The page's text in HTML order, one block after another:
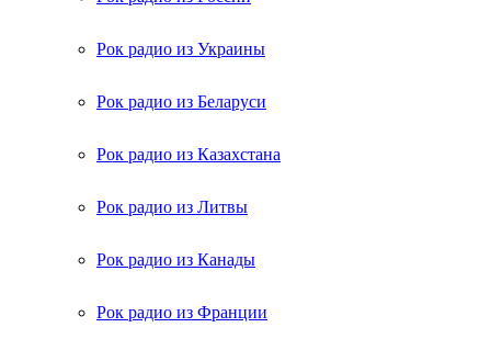
Рок радио из Украины
Рок радио из Беларуси
Рок радио из Казахстана
Рок радио из Литвы
Рок радио из Канады
Рок радио из Франции